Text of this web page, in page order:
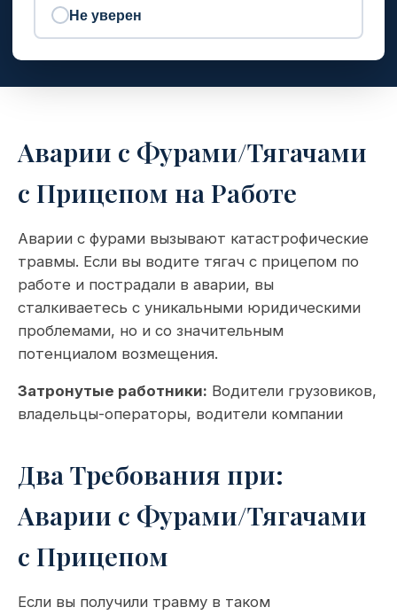
Не уверен
Аварии с Фурами/Тягачами
с Прицепом на Работе
Аварии с фурами вызывают катастрофические
травмы. Если вы водите тягач с прицепом по
работе и пострадали в аварии, вы
сталкиваетесь с уникальными юридическими
проблемами, но и со значительным
потенциалом возмещения.
Затронутые работники: Водители грузовиков,
владельцы-операторы, водители компании
Два Требования при:
Аварии с Фурами/Тягачами
с Прицепом
Если вы получили травму в таком